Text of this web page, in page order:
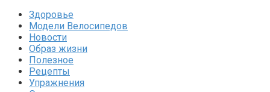
Здоровье
Модели Велосипедов
Новости
Образ жизни
Полезное
Рецепты
Упражнения